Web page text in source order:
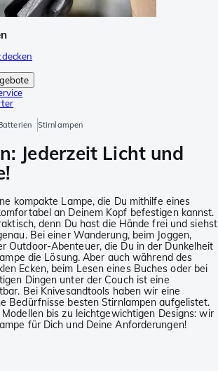
Stirnlampen
Jederzeit Licht und
kompakte Lampe, die Du mithilfe eines
an Deinem Kopf befestigen kannst.
denn Du hast die Hände frei und siehst
Bei einer Wanderung, beim Joggen,
Outdoor-Abenteuer, die Du in der Dunkelheit
die Lösung. Aber auch während des
Ecken, beim Lesen eines Buches oder bei
Dingen unter der Couch ist eine
Bei Knivesandtools haben wir eine
Bedürfnisse besten Stirnlampen aufgelistet.
bis zu leichtgewichtigen Designs: wir
für Dich und Deine Anforderungen!